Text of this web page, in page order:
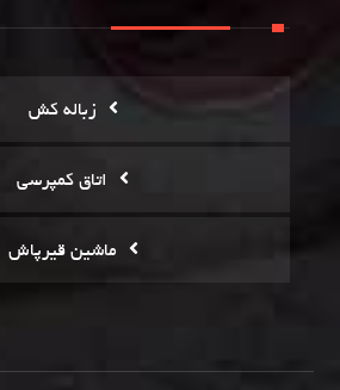
زباله کش
اتاق کمپرسی
ماشین قیرپاش